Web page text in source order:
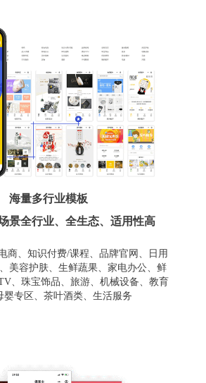
海量多行业模板
景全行业、全生态、适用性高
商、知识付费/课程、品牌官网、日用
美容护肤、生鲜蔬果、家电办公、鲜
、珠宝饰品、旅游、机械设备、教育
婴专区、茶叶酒类、生活服务